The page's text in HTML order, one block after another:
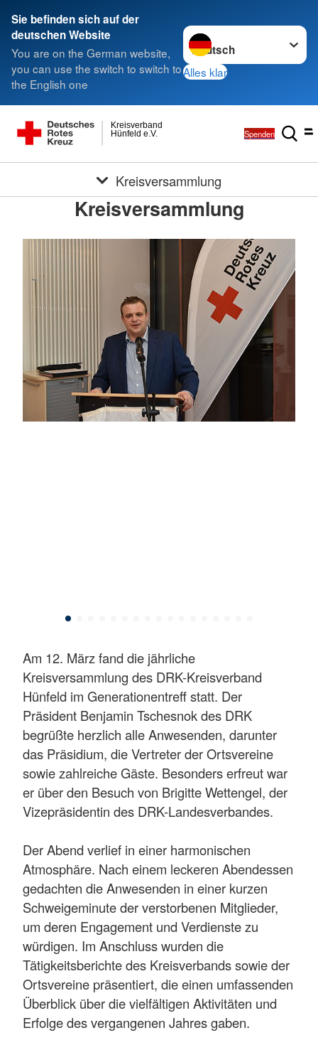
Sie befinden sich auf der
deutschen Website
You are on the German website,
you can use the switch to switch to
the English one
Sprache wechseln zu
Alles klar
Hünfeld e.V.
Kreisverband
Spenden
Kreisversammlung
Kreisversammlung
Am 12. März fand die jährliche
Kreisversammlung des DRK-Kreisverband
Hünfeld im Generationentreff statt. Der
Präsident Benjamin Tschesnok des DRK
begrüßte herzlich alle Anwesenden, darunter
das Präsidium, die Vertreter der Ortsvereine
sowie zahlreiche Gäste. Besonders erfreut war
er über den Besuch von Brigitte Wettengel, der
Vizepräsidentin des DRK-Landesverbandes.
Der Abend verlief in einer harmonischen
Atmosphäre. Nach einem leckeren Abendessen
gedachten die Anwesenden in einer kurzen
Schweigeminute der verstorbenen Mitglieder,
um deren Engagement und Verdienste zu
würdigen. Im Anschluss wurden die
Tätigkeitsberichte des Kreisverbands sowie der
Ortsvereine präsentiert, die einen umfassenden
Überblick über die vielfältigen Aktivitäten und
Erfolge des vergangenen Jahres gaben.